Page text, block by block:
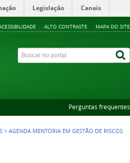
Legislação Canais
ALTO CONTRASTE MAPA DO SITE
Perguntas frequentes
> AGENDA MENTORIA EM GESTÃO DE RISCOS